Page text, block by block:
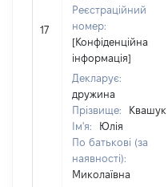
17
Реєстраційний
номер:
[Конфіденційна
інформація]
Декларує:
дружина
Прізвище:
Квашук
Ім'я:
Юлія
По батькові (за
наявності):
Миколаївна